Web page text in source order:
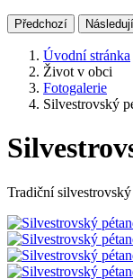
Předchozí
Úvodní stránka
Život v obci
Fotogalerie
Silvestrovský
Tradiční silvestrovský